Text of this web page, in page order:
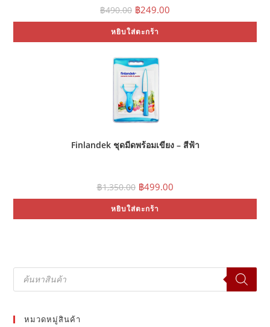
฿490.00 Original
price
was:
฿490.00.
฿249.00
is:
หยิบใส่ตะกร้า
Finlandek ชุดมีดพร้อมเขียง – สีฟ้า
฿1,350.00 Original
price
was:
฿1,350.00.
฿499.00Current
price
is:
หยิบใส่ตะกร้า
Products
search
หมวดหมู่สินค้า